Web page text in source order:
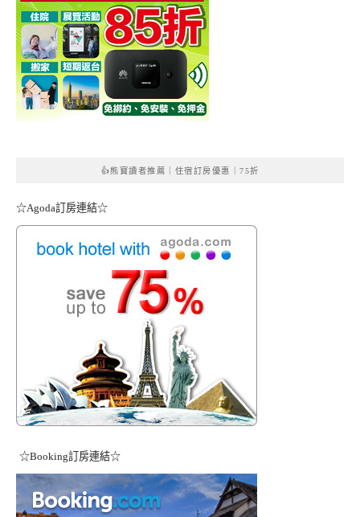
👍熊寶讀者推薦｜住宿訂房優惠｜75折
☆Agoda訂房連結☆
☆Booking訂房連結☆